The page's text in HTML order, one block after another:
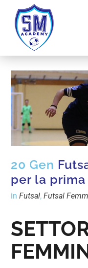
20 Gen
per la
inFutsal,Futsal